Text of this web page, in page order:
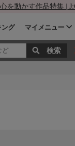
を動かす作品特集 |
ング マイメニュー